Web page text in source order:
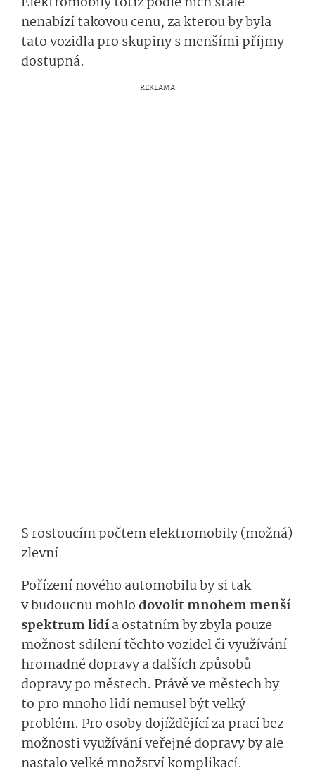
nenabízí takovou cenu, za kterou by byla
tato vozidla pro skupiny s menšími příjmy
dostupná.
S rostoucím počtem elektromobily (možná)
zlevní
Pořízení nového automobilu by si tak
v budoucnu mohlodovolit mnohem menší
spektrum lidía ostatním by zbyla pouze
možnost sdílení těchto vozidel či využívání
hromadné dopravy a dalších způsobů
dopravy po městech. Právě ve městech by
to pro mnoho lidí nemusel být velký
problém. Pro osoby dojíždějící za prací bez
možnosti využívání veřejné dopravy by ale
nastalo velké množství komplikací.